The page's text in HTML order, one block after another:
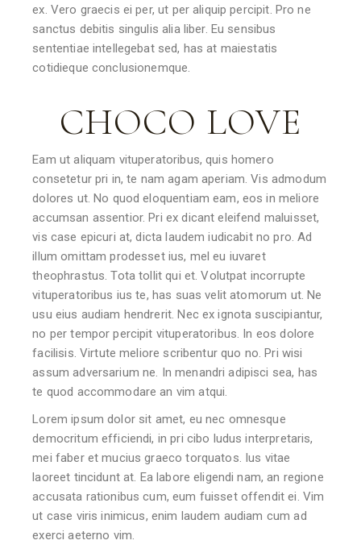
ex. Vero graecis ei per, ut per aliquip percipit. Pro ne
sanctus debitis singulis alia liber. Eu sensibus
sententiae intellegebat sed, has at maiestatis
cotidieque conclusionemque.
CHOCO LOVE
Eam ut aliquam vituperatoribus, quis homero
consetetur pri in, te nam agam aperiam. Vis admodum
dolores ut. No quod eloquentiam eam, eos in meliore
accumsan assentior. Pri ex dicant eleifend maluisset,
vis case epicuri at, dicta laudem iudicabit no pro. Ad
illum omittam prodesset ius, mel eu iuvaret
theophrastus. Tota tollit qui et. Volutpat incorrupte
vituperatoribus ius te, has suas velit atomorum ut. Ne
usu eius audiam hendrerit. Nec ex ignota suscipiantur,
no per tempor percipit vituperatoribus. In eos dolore
facilisis. Virtute meliore scribentur quo no. Pri wisi
assum adversarium ne. In menandri adipisci sea, has
te quod accommodare an vim atqui.
Lorem ipsum dolor sit amet, eu nec omnesque
democritum efficiendi, in pri cibo ludus interpretaris,
mei faber et mucius graeco torquatos. Ius vitae
laoreet tincidunt at. Ea labore eligendi nam, an regione
accusata rationibus cum, eum fuisset offendit ei. Vim
ut case viris inimicus, enim laudem audiam cum ad
exerci aeterno vim.